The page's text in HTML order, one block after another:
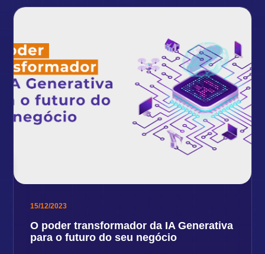
15/12/2023
O poder transformador da IA Generativa
para o futuro do seu negócio